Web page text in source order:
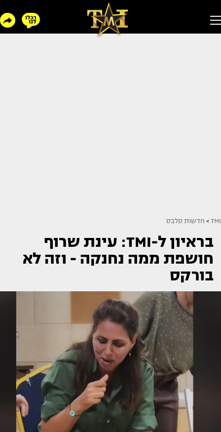
TMI
> חדשות סלבס
בראיון ל-TMI: עינת שרוף
חושפת ממה נחנקה - וזה לא
בורקס